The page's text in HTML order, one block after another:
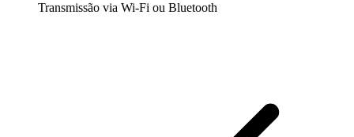
Transmissão via Wi-Fi ou Bluetooth